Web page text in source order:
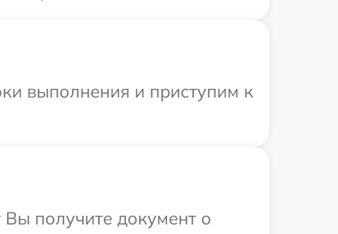
выполнения и приступим к
Вы получите документ о